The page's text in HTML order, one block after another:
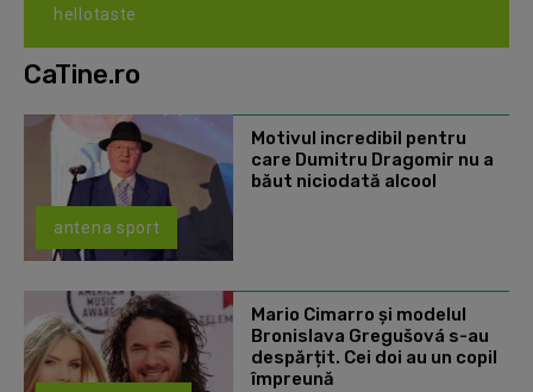
hellotaste
CaTine.ro
antena sport
Motivul incredibil pentru
care Dumitru Dragomir nu a
băut niciodată alcool
Mario Cimarro și modelul
Bronislava Gregušová s-au
despărțit. Cei doi au un copil
împreună